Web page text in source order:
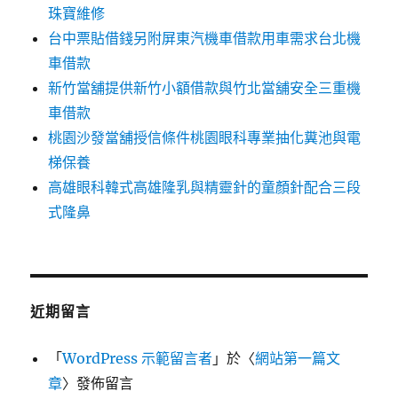
珠寶維修
台中票貼借錢另附屏東汽機車借款用車需求台北機
車借款
新竹當舖提供新竹小額借款與竹北當舖安全三重機
車借款
桃園沙發當舖授信條件桃園眼科專業抽化糞池與電
梯保養
高雄眼科韓式高雄隆乳與精靈針的童顏針配合三段
式隆鼻
近期留言
「WordPress 示範留言者 」於〈網站第一篇文
章〉發佈留言